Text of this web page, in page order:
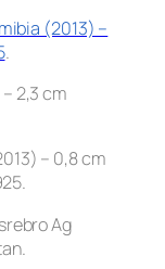
(2013) –
.
2,3 cm
– 0,8 cm
Ag